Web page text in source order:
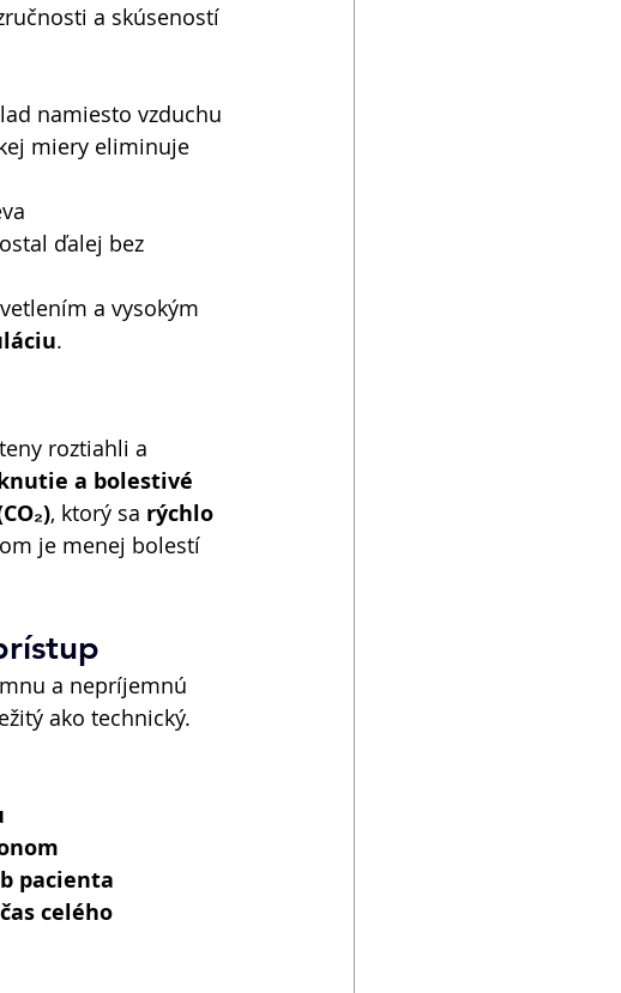
a skúseností
namiesto vzduchu
miery eliminuje
ďalej bez
a vysokým
.
roztiahli a
a bolestivé
, ktorý sa rýchlo
je menej bolestí
a nepríjemnú
ako technický.
pacienta
celého